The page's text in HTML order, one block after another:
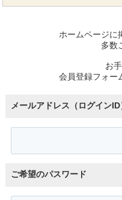
ホームページに
多数
お
会員登録フォー
メールアドレス（ログインID
ご希望のパスワード